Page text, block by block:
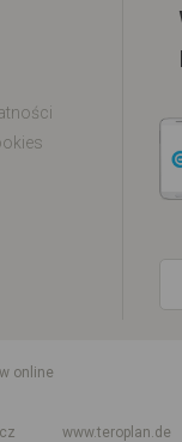
online
www.teroplan.de